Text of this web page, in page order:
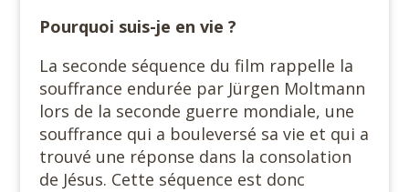
Pourquoi suis-je en vie ?
La seconde séquence du film rappelle la
souffrance endurée par Jürgen Moltmann
lors de la seconde guerre mondiale, une
souffrance qui a bouleversé sa vie et qui a
trouvé une réponse dans la consolation
de Jésus. Cette séquence est donc